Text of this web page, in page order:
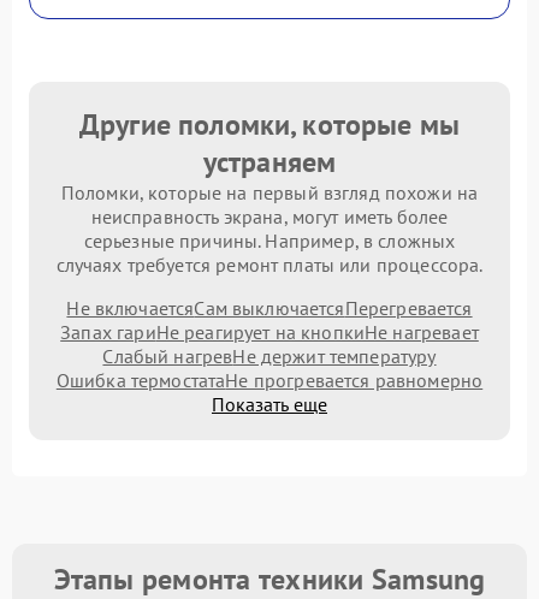
Другие поломки, которые мы
устраняем
Поломки, которые на первый взгляд похожи на
неисправность экрана, могут иметь более
серьезные причины. Например, в сложных
случаях требуется ремонт платы или процессора.
Не включаетсяСам выключаетсяПерегревается
Запах гариНе реагирует на кнопкиНе нагревает
Слабый нагревНе держит температуру
Ошибка термостатаНе прогревается равномерно
Показать еще
Этапы ремонта техники Samsung